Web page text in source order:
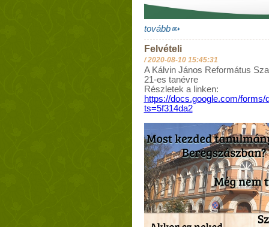
tovább
Felvételi
/2020-08-10 15:45:31
A Kálvin János Református
21-es tanévre
Részletek a linken:
https://docs.google.com/
ts=5f314da2